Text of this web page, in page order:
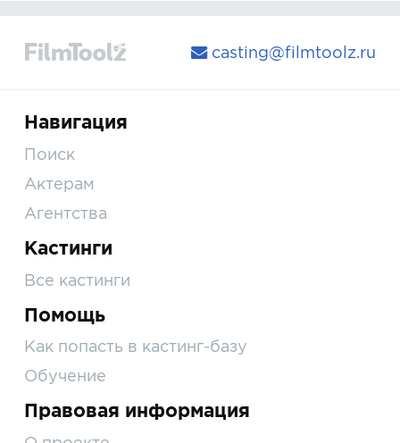
casting@filmtoolz.ru
Навигация
Поиск
Актерам
Агентства
Кастинги
Все кастинги
Помощь
Как попасть в кастинг-базу
Обучение
Правовая информация